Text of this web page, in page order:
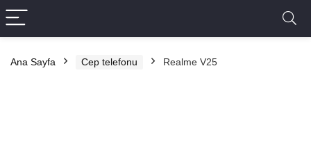
Ana Sayfa Cep telefonu Realme V25